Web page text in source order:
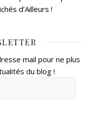
d’Ailleurs !
mail pour ne plus
du blog !